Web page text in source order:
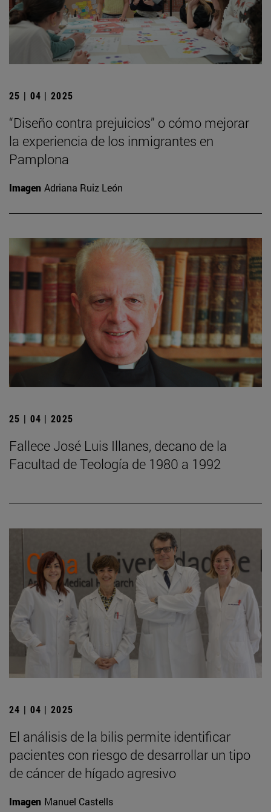
25 | 04 | 2025
“Diseño contra prejuicios” o cómo mejorar
la experiencia de los inmigrantes en
Pamplona
Imagen Adriana Ruiz León
25 | 04 | 2025
Fallece José Luis Illanes, decano de la
Facultad de Teología de 1980 a 1992
24 | 04 | 2025
El análisis de la bilis permite identificar
pacientes con riesgo de desarrollar un tipo
de cáncer de hígado agresivo
Imagen Manuel Castells